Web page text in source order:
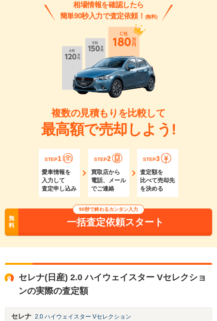
相場情報を確認したら
簡単90秒入力で査定依頼！ (無料)
複数の見積もりを比較して
最高額で売却しよう!
STEP1
愛車情報を
入力して
査定申し込み
STEP2
買取店から
電話、メール
でご連絡
STEP3
査定額を
比べて売却先
を決める
無
料
90秒で終わるカンタン入力
一括査定依頼スタート
セレナ(日産) 2.0 ハイウェイスター Vセレクショ
ンの実際の査定額
セレナ 2.0 ハイウェイスター Vセレクション